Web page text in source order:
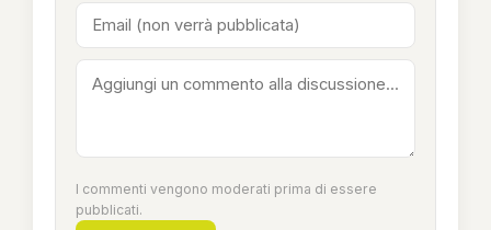
I commenti vengono moderati prima di essere
pubblicati.